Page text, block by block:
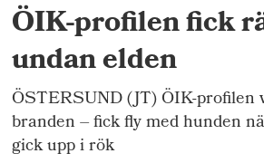
ÖIK-profilen fick
undan elden
ÖSTERSUND (JT) ÖIK-profilen
branden – fick fly med hunden
gick upp i rök